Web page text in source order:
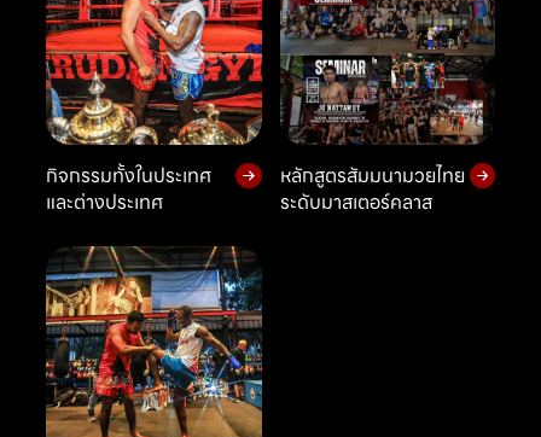
กิจกรรมทั้งในประเทศ
และต่างประเทศ
หลักสูตรสัมมนามวยไทย
ระดับมาสเตอร์คลาส